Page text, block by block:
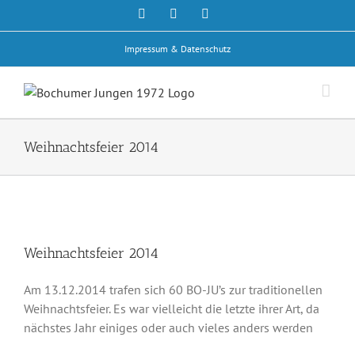
Inhalt
Facebook
Impressum & Datenschutz
Weihnachtsfeier 2014
Weihnachtsfeier 2014
Am 13.12.2014 trafen sich 60 BO-JU’s zur traditionellen
Weihnachtsfeier. Es war vielleicht die letzte ihrer Art, da
nächstes Jahr einiges oder auch vieles anders werden